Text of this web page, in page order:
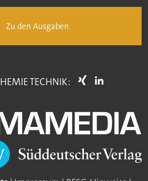
Zu den Ausgaben
TECHNIK: